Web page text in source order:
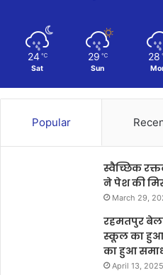
24 ℃
Sat
29 ℃
Sun
28
Popular
स्वैच्छिक
ने पेश की
March 29,
रहमतपुर
स्कूल का हुआ
का हुआ
April 13, 2025